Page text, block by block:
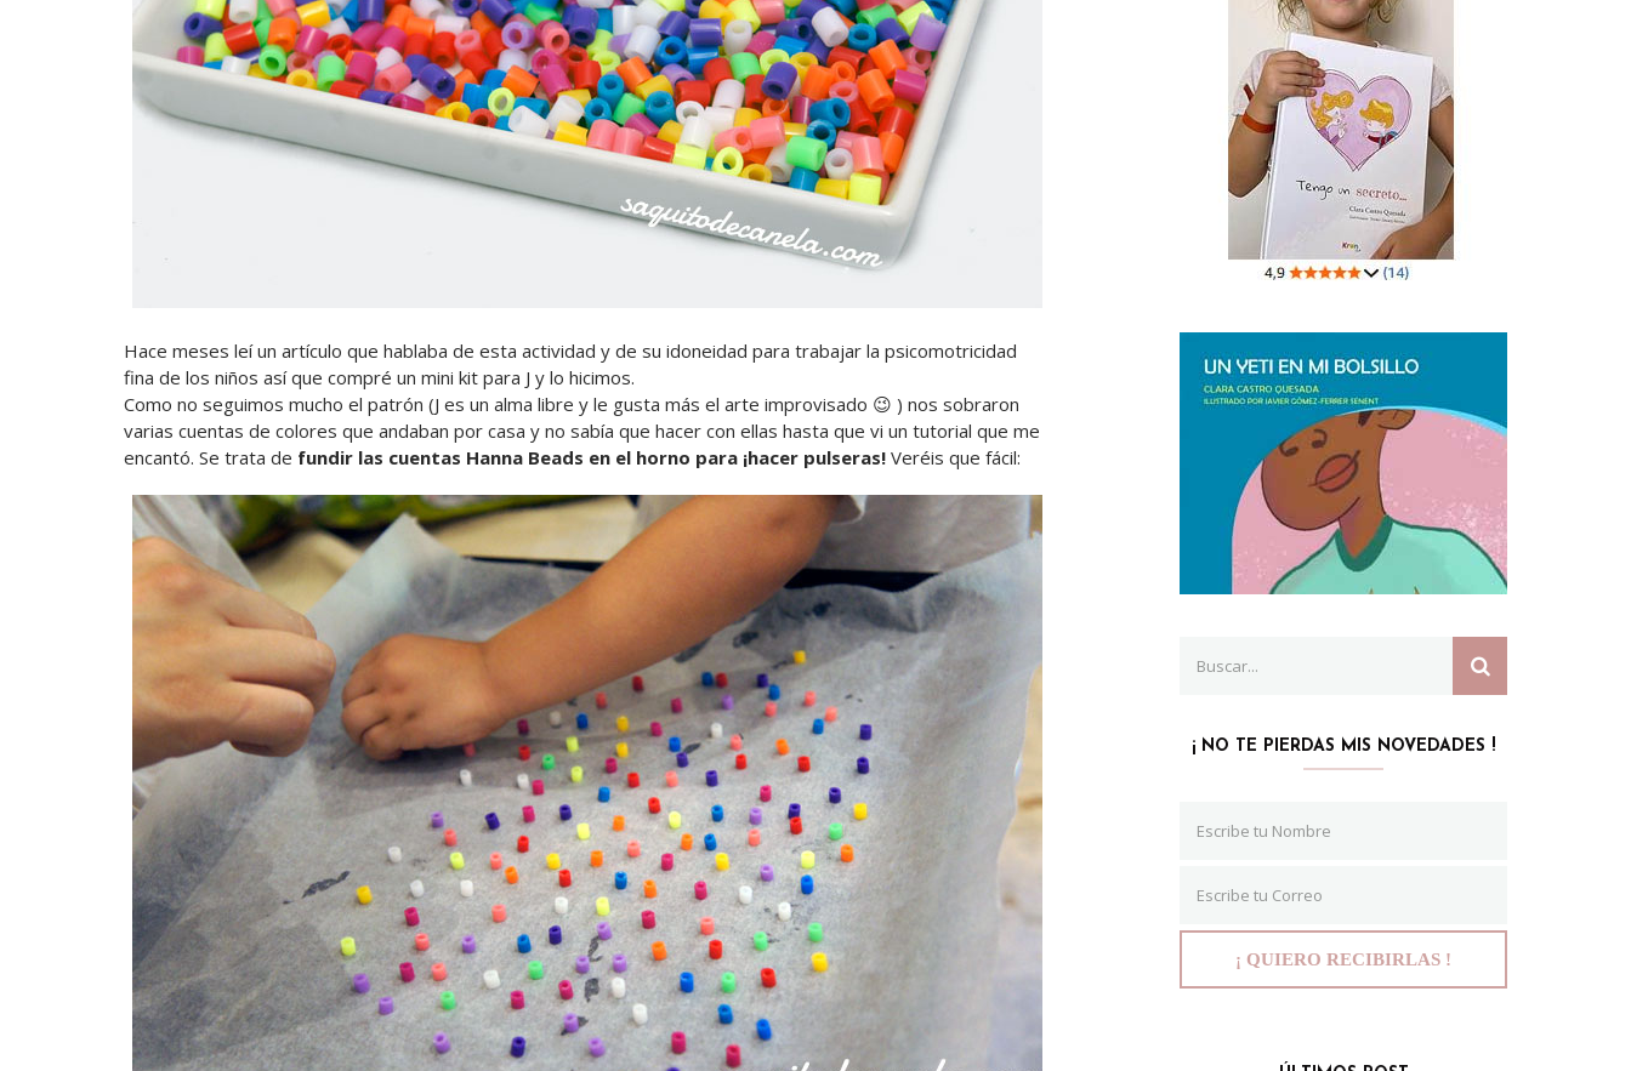
Hace meses leí un artículo que hablaba de esta actividad y de su idoneidad para trabajar la psicomotricidad
fina de los niños así que compré un mini kit para J y lo hicimos.
Como no seguimos mucho el patrón (J es un alma libre y le gusta más el arte improvisado 😉 ) nos sobraron
varias cuentas de colores que andaban por casa y no sabía que hacer con ellas hasta que vi un tutorial que me
encantó. Se trata de fundir las cuentas Hanna Beads en el horno para ¡hacer pulseras! Veréis que fácil:
for:
¡ NO TE PIERDAS MIS NOVEDADES !